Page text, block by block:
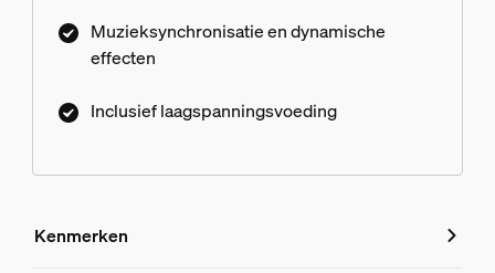
Muzieksynchronisatie en dynamische
effecten
Inclusief laagspanningsvoeding
Kenmerken